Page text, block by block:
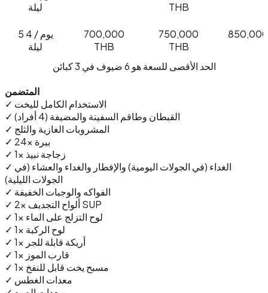
ليلة
THB
5 يوم / 4
ليلة
700,000
THB
750,000
THB
الحد الأقصى للسعة هو 6 ضيوف في 3 كبائن
المتضمن
✓ الاستخدام الكامل لليخت
✓ القبطان وطاقم السفينة والمضيفة (4 أفراد)
✓ المشروبات الغازية والثلج
✓ 24x بيرة
✓ 1x زجاجة نبيذ
✓ الغداء (في الجولات اليومية) والإفطار والغداء والعشاء (في
الجولات الليلية)
✓ الفواكه والوجبات الخفيفة
✓ 2x ألواح التجديف SUP
✓ 1x لوح التزلج على الماء
✓ 1x لوح الركبة
✓ 1x أريكة قابلة للجر
✓ 1x قارب الموز
✓ 1x مسبح يخت قابل للنفخ
✓ معدات الغطس